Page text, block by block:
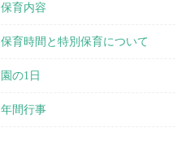
保育内容
保育時間と特別保育について
園の1日
年間行事